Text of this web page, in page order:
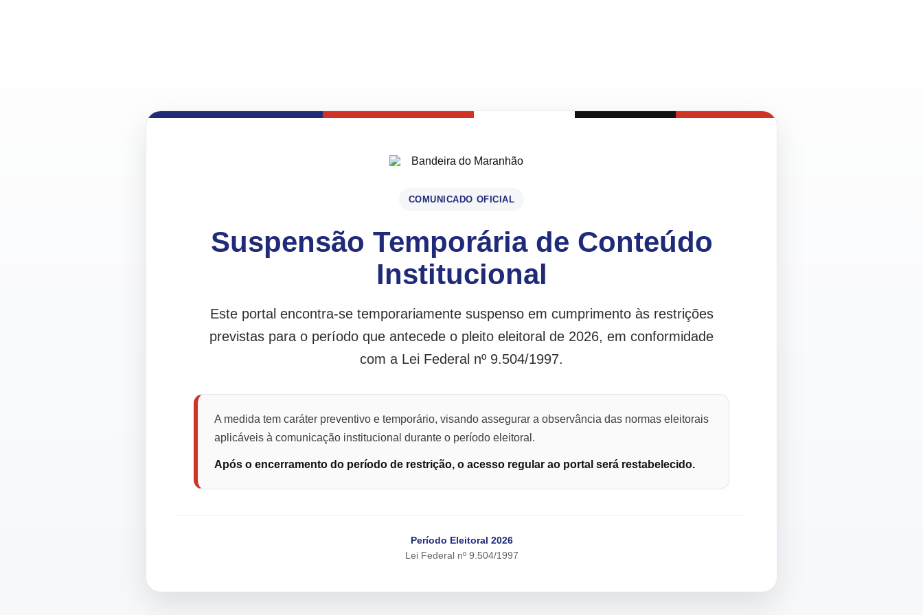
COMUNICADO OFICIAL
Suspensão Temporária de Conteúdo
Institucional
Este portal encontra-se temporariamente suspenso em cumprimento às restrições
previstas para o período que antecede o pleito eleitoral de 2026, em conformidade
com a Lei Federal nº 9.504/1997.
A medida tem caráter preventivo e temporário, visando assegurar a observância das normas eleitorais
aplicáveis à comunicação institucional durante o período eleitoral.
Após o encerramento do período de restrição, o acesso regular ao portal será restabelecido.
Período Eleitoral 2026
Lei Federal nº 9.504/1997